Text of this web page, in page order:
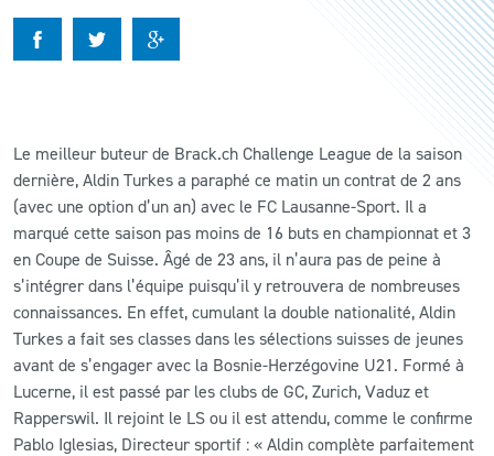
FANS
BUSINESS
RESTAURATION
CLUB
CONTACT
ACTUALITÉS
LS E-SHOP
Le meilleur buteur de Brack.ch Challenge League de la saison
dernière, Aldin Turkes a paraphé ce matin un contrat de 2 ans
(avec une option d’un an) avec le FC Lausanne-Sport. Il a
marqué cette saison pas moins de 16 buts en championnat et 3
en Coupe de Suisse. Âgé de 23 ans, il n’aura pas de peine à
s’intégrer dans l’équipe puisqu’il y retrouvera de nombreuses
connaissances. En effet, cumulant la double nationalité, Aldin
Turkes a fait ses classes dans les sélections suisses de jeunes
avant de s’engager avec la Bosnie-Herzégovine U21. Formé à
Lucerne, il est passé par les clubs de GC, Zurich, Vaduz et
Rapperswil. Il rejoint le LS ou il est attendu, comme le confirme
Pablo Iglesias, Directeur sportif : « Aldin complète parfaitement